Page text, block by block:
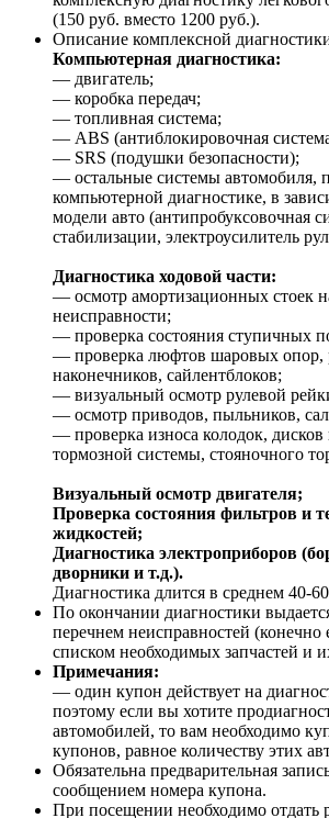
(150 руб. вместо 1200 руб.).
Описание комплексной
Компьютерная диагностика:
— двигатель;
— коробка передач;
— топливная система;
— ABS (антиблокировочная
— SRS (подушки безопасности);
— остальные системы автомобиля,
компьютерной диагностике, в
модели авто (антипробуксовочная
стабилизации, электроусилитель
Диагностика ходовой части:
— осмотр амортизационных стоек
неисправности;
— проверка состояния ступичных
— проверка люфтов шаровых опор,
наконечников, сайлентблоков;
— визуальный осмотр рулевой
— осмотр приводов, пыльников,
— проверка износа колодок, дисков
тормозной системы, стояночного
Визуальный осмотр двигателя;
Проверка состояния фильтров и
жидкостей;
Диагностика электроприборов
дворники и т.д.).
Диагностика длится в среднем 40-
По окончании диагностики
перечнем неисправностей
списком необходимых запчастей и
Примечания:
— один купон действует на
поэтому если вы хотите
автомобилей, то вам необходимо
купонов, равное количеству этих
Обязательна предварительная
сообщением номера купона.
При посещении необходимо отдать